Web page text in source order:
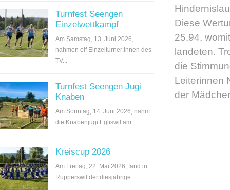
Turnfest Seengen
Einzelwettkampf
Am Samstag, 13. Juni 2026,
nahmen elf Einzelturner:innen des
TV...
Turnfest Seengen Jugi
Knaben
Am Sonntag, 14. Juni 2026, nahm
die Knabenjugi Egliswil am...
Kreiscup 2026
Am Freitag, 22. Mai 2026, fand in
Rupperswil der diesjährige...
Diese
25.94,
landeten.
die
Leiterinnen
der